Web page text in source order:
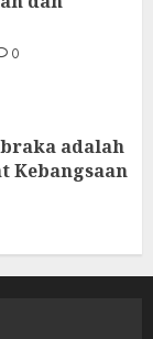
0
adalah
Kebangsaan